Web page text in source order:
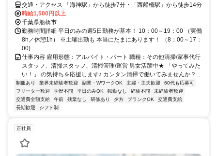
交通・アクセス 「海神駅」から徒歩7分・「西船橋駅」から徒歩14分
時給1,500円以上
千葉県船橋市
勤務時間詳細 平日のみの週5日勤務が基本！ 10：00～19：00 （実働
8h／休憩1h） ※土曜出勤も 本当にたまにあります！ （8：00～17：
00)
仕事内容 雇用形態：アルバイト・パート 職種：その他清掃/家事代行
スタッフ、清掃スタッフ、清掃管理/運営 男女活躍中★ 「やってみた
い！」 の気持ちを応援します♪ カンタン清掃で働いてみませんか？...
制服あり 業界未経験者歓迎 副業・WワークOK 主婦・主夫歓迎
60代も応募可
フリーター歓迎
学歴不問 平日のみOK 転勤なし 経験不問
未経験者歓迎
交通費全額支給
午前 残業なし 研修あり 夕方 ブランクOK
交通費支給
長期歓迎
シフト制
正社員